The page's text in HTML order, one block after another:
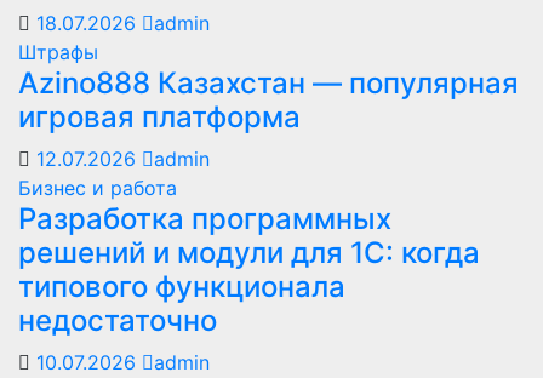
18.07.2026
admin
Штрафы
Azino888 Казахстан — популярная
игровая платформа
12.07.2026
admin
Бизнес и работа
Разработка программных
решений и модули для 1С: когда
типового функционала
недостаточно
10.07.2026
admin